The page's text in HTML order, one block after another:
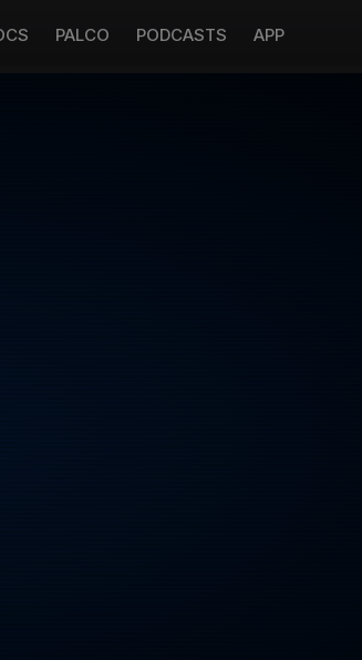
PALCO PODCASTS APP